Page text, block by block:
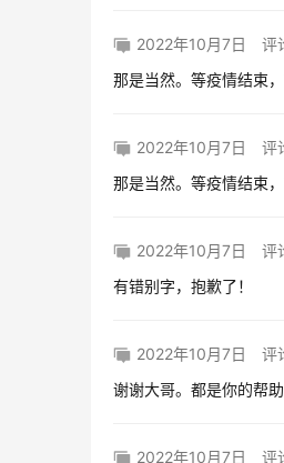
2022年10月7日 评
那是当然。等疫情结束
2022年10月7日 评
那是当然。等疫情结束
2022年10月7日 评
有错别字，抱歉了！
2022年10月7日 评
谢谢大哥。都是你的帮
2022年10月7日 评